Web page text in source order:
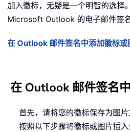
加入徽标，无疑是一个明智的选择
Microsoft Outlook 的电子邮件签名
在 Outlook 邮件签名中添加徽标或
在 Outlook 邮件签名
首先，请将您的徽标保存为图
按照以下步骤将徽标或图片插入